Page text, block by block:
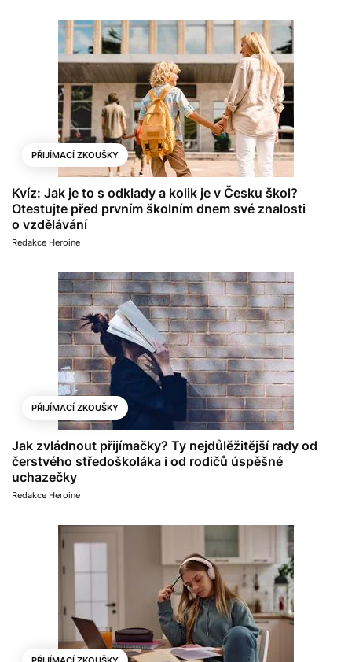
PŘIJÍMACÍ ZKOUŠKY
Kvíz: Jak je to s odklady a kolik je v Česku škol?
Otestujte před prvním školním dnem své znalosti
o vzdělávání
Redakce Heroine
PŘIJÍMACÍ ZKOUŠKY
Jak zvládnout přijímačky? Ty nejdůlěžitější rady od
čerstvého středoškoláka i od rodičů úspěšné
uchazečky
Redakce Heroine